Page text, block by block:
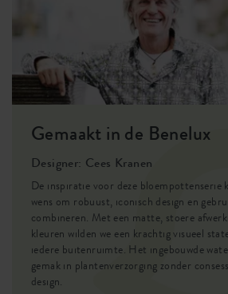
SKU
Gemaakt in de Benelux
Designer: Cees Kranen
De inspiratie voor deze bloempottenserie
wens om robuust, iconisch design en
combineren. Met een matte, stoere
kleuren wilden we een krachtig visueel
iedere buitenruimte. Het ingebouwde
gemak in plantenverzorging zonder
design.